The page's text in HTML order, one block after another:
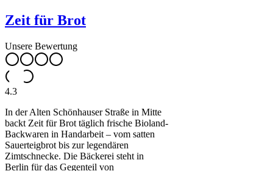
Zeit für Brot
Unsere Bewertung
4.3
In der Alten Schönhauser Straße in Mitte
backt Zeit für Brot täglich frische Bioland-
Backwaren in Handarbeit – vom satten
Sauerteigbrot bis zur legendären
Zimtschnecke. Die Bäckerei steht in
Berlin für das Gegenteil von